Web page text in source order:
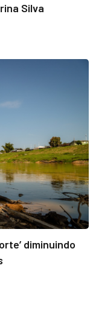
Silva
diminuindo